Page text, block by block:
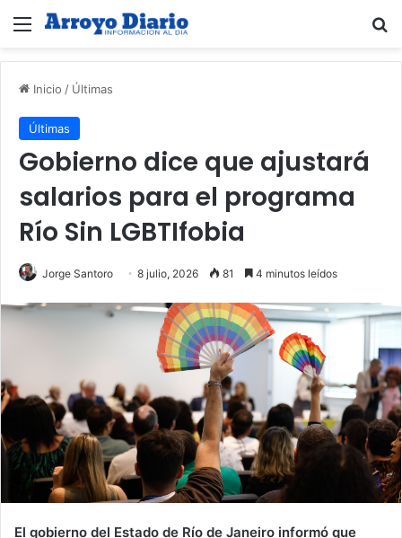
Menú
Inicio / Últimas
Últimas
Gobierno dice que ajustará
salarios para el programa
Río Sin LGBTIfobia
Jorge Santoro 8 julio, 2026 81 4 minutos leídos
El gobierno del Estado de Río de Janeiro informó que